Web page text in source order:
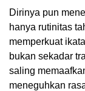
Dirinya pun
hanya rutinitas
memperkuat
bukan sekadar
saling
meneguhkan